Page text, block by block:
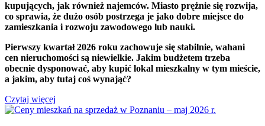
kupujących, jak również najemców. Miasto prężnie się rozwija,
co sprawia, że dużo osób postrzega je jako dobre miejsce do
zamieszkania i rozwoju zawodowego lub nauki.
Pierwszy kwartał 2026 roku zachowuje się stabilnie, wahani
cen nieruchomości są niewielkie. Jakim budżetem trzeba
obecnie dysponować, aby kupić lokal mieszkalny w tym mieście,
a jakim, aby tutaj coś wynająć?
Czytaj więcej